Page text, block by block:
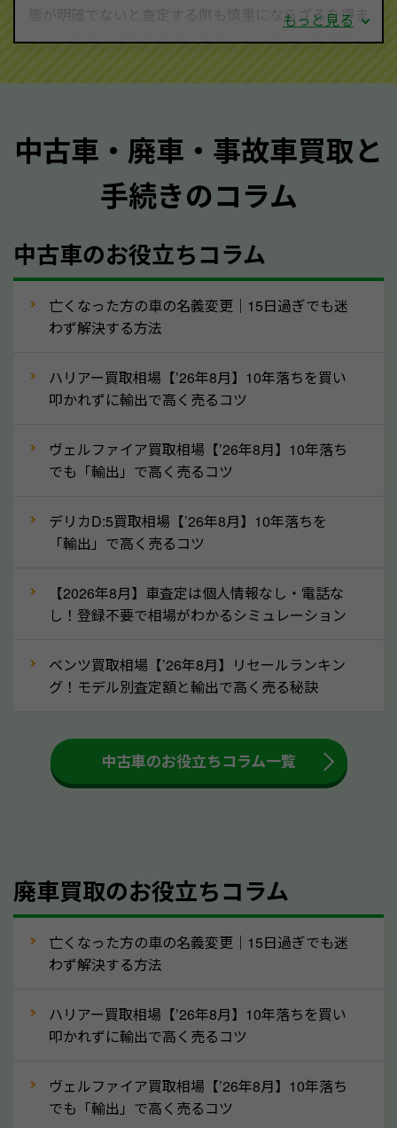
態が明確でないと査定する側も慎重にならざるを得ま
せん。廃車・事故車査定する際はできるだけ車検証を
質問させていただく内容は以下の通りとなります。
メーカー／車種
型式／グレード
走行距離（例：約〇万キロ）
車検の満了日
内装や外装の状態
定を行い高価買取価格をつけやすくなります。
ってきます！
月割りで返還されるものです。ですから、自動車税の
還付金は早めに売却するほど多く還付されます。不要
③自動車税の還付金の扱いについて確認し
車を廃車にすると、自動車税の還付金を受け取ること
付金をお客様に返還しない業者もあります。廃車査定
をする際には、自動車税の還付金の返還があるかどう
かを確認するようにしてください。高知県のソコカラ
人気の車種は廃車の状態でも、高価買取が可能です。
産車は高く買取が可能です。「廃車＝買取できない」
なら廃車の車も適正価格で買取できます。他社で買取
拒否となった車も価格がつく可能性があるので、諦め
でも高価買取が可能なケースは珍しくないため、まず
はWebで簡単にできる無料査定をお試しください。
もっと見る
中古車・廃車・事故車買取と
手続きのコラム
中古車のお役立ちコラム
亡くなった方の車の名義変更｜15日過ぎでも迷
わず解決する方法
ハリアー買取相場【’26年8月】10年落ちを買い
叩かれずに輸出で高く売るコツ
ヴェルファイア買取相場【’26年8月】10年落ち
でも「輸出」で高く売るコツ
デリカD:5買取相場【’26年8月】10年落ちを
「輸出」で高く売るコツ
【2026年8月】車査定は個人情報なし・電話な
し！登録不要で相場がわかるシミュレーション
ベンツ買取相場【’26年8月】リセールランキン
グ！モデル別査定額と輸出で高く売る秘訣
中古車のお役立ちコラム一覧
廃車買取のお役立ちコラム
亡くなった方の車の名義変更｜15日過ぎでも迷
わず解決する方法
ハリアー買取相場【’26年8月】10年落ちを買い
叩かれずに輸出で高く売るコツ
ヴェルファイア買取相場【’26年8月】10年落ち
でも「輸出」で高く売るコツ